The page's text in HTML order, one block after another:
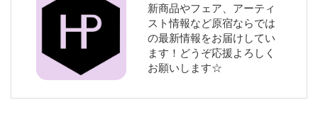
新商品やフェア、アーティ
スト情報など原宿ならでは
の最新情報をお届けしてい
ます！どうぞ応援よろしく
お願いします☆